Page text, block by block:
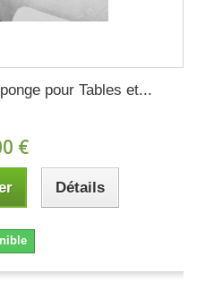
pour Tables et...
€
Détails